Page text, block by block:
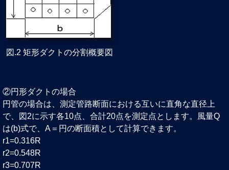
図.2 矩形ダクトの分割概要図
②円形ダクトの場合
円管の場合は、測定管路断面における互いに直角な直径上
で、図2に示す各10点、合計20点を測定点とします。風量Q
は(b)式で、A＝円の断面積として計算できます。
r1=0.316R
r2=0.548R
r3=0.707R